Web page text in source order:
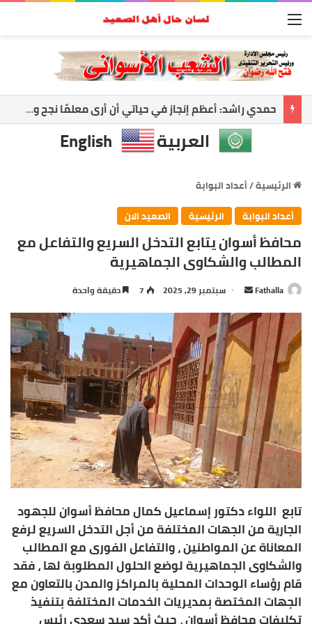
أسوان تواجه العاصفة.. رفع الجاهزية وتعليق الملاحة لحماية المواطنين
العربية English
الرئيسية/أعداد البوابة
أعداد البوابة
الرئيسية الصعيد الان
محافظ أسوان يتابع التدخل السريع والتفاعل مع
المطالب والشكاوى الجماهيرية
Fathalla
س
ل
ب
ر
ي
د
ا
إ
ل
ك
ت
ر
و
ن
ي
ا
سبتمبر 29, 2025 7 دقيقة واحدة
تابع اللواء دكتور إسماعيل كمال محافظ أسوان للجهود
الجارية من الجهات المختلفة من أجل التدخل السريع لرفع
المعاناة عن المواطنين ، والتفاعل الفورى مع المطالب
والشكاوى الجماهيرية لوضع الحلول المطلوبة لها ، فقد
قام رؤساء الوحدات المحلية بالمراكز والمدن بالتعاون مع
الجهات المختصة بمديريات الخدمات المختلفة بتنفيذ